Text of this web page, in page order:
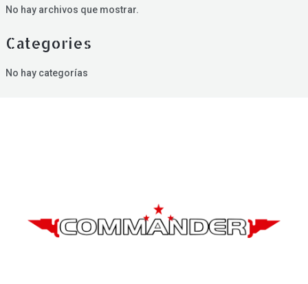
No hay archivos que mostrar.
Categories
No hay categorías